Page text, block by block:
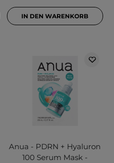
IN DEN WARENKORB
Anua - PDRN + Hyaluron
100 Serum Mask -